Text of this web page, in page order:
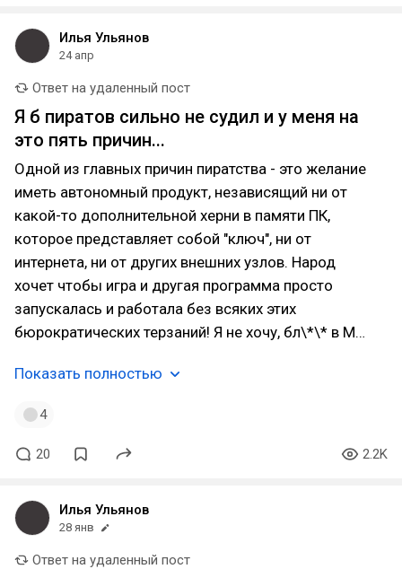
Илья Ульянов
24 апр
Ответ на удаленный пост
Я б пиратов сильно не судил и у меня на
это пять причин...
Одной из главных причин пиратства - это желание
иметь автономный продукт, независящий ни от
какой-то дополнительной херни в памяти ПК,
которое представляет собой "ключ", ни от
интернета, ни от других внешних узлов. Народ
хочет чтобы игра и другая программа просто
запускалась и работала без всяких этих
бюрократических терзаний! Я не хочу, бл\*\* в М…
Показать полностью
4
20 2.2K
Илья Ульянов
28 янв
Ответ на удаленный пост